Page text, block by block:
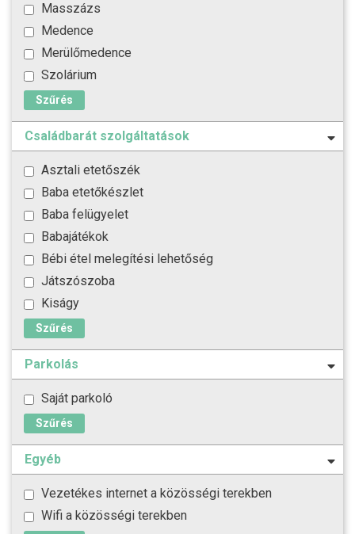
Masszázs
Medence
Merülőmedence
Szolárium
Szűrés
Családbarát szolgáltatások
Asztali etetőszék
Baba etetőkészlet
Baba felügyelet
Babajátékok
Bébi étel melegítési lehetőség
Játszószoba
Kiságy
Szűrés
Parkolás
Saját parkoló
Szűrés
Egyéb
Vezetékes internet a közösségi terekben
Wifi a közösségi terekben